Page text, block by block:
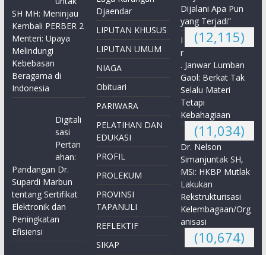
SH MH: Meninjau
Kembali PERBER 2
Menteri: Upaya
Melindungi
Kebebasan
Beragama di
Indonesia
Digitali
sasi
Pertan
ahan:
Pandangan Dr.
Supardi Marbun
tentang Sertifikat
Elektronik dan
Peningkatan
Efisiensi
Djaendar
LIPUTAN KHUSUS
LIPUTAN UMUM
NIAGA
Obituari
PARIWARA
PELATIHAN DAN
EDUKASI
PROFIL
PROLEKUM
PROVINSI
TAPANULI
REFLEKTIF
SIKAP
Dijalani Apa Pun
yang Terjadi”
(12,115)
I
r
. Janwar Lumban
Gaol: Berkat Tak
Selalu Materi
Tetapi
Kebahagiaan
(11,034)
Dr. Nelson
Simanjuntak SH,
MSi: HKBP Mutlak
Lakukan
Rekstrukturisasi
Kelembagaan/Org
anisasi
(10,674)